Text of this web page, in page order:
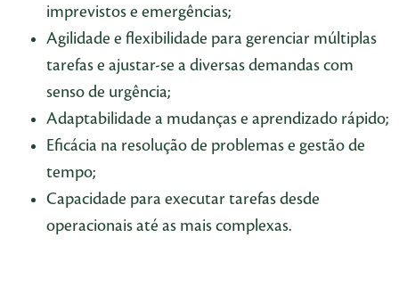
imprevistos e emergências;
Agilidade e flexibilidade para gerenciar múltiplas
tarefas e ajustar-se a diversas demandas com
senso de urgência;
Adaptabilidade a mudanças e aprendizado rápido;
Eficácia na resolução de problemas e gestão de
tempo;
Capacidade para executar tarefas desde
operacionais até as mais complexas.